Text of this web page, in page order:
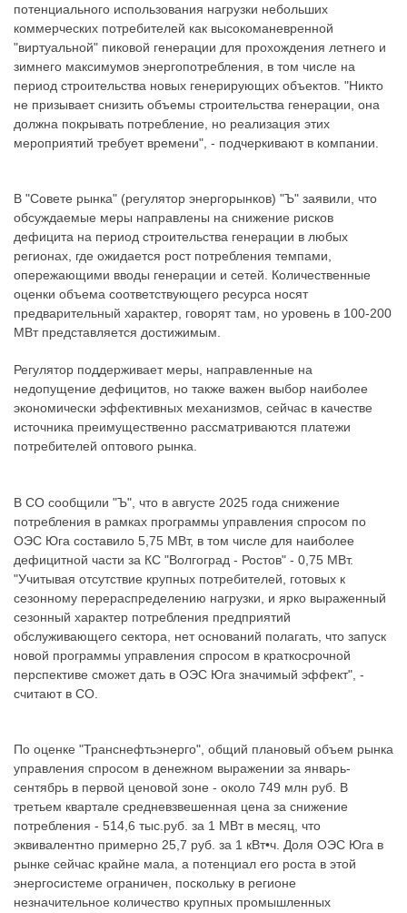
потенциального использования нагрузки небольших
коммерческих потребителей как высокоманевренной
"виртуальной" пиковой генерации для прохождения летнего и
зимнего максимумов энергопотребления, в том числе на
период строительства новых генерирующих объектов. "Никто
не призывает снизить объемы строительства генерации, она
должна покрывать потребление, но реализация этих
мероприятий требует времени", - подчеркивают в компании.
В "Совете рынка" (регулятор энергорынков) "Ъ" заявили, что
обсуждаемые меры направлены на снижение рисков
дефицита на период строительства генерации в любых
регионах, где ожидается рост потребления темпами,
опережающими вводы генерации и сетей. Количественные
оценки объема соответствующего ресурса носят
предварительный характер, говорят там, но уровень в 100-200
МВт представляется достижимым.
Регулятор поддерживает меры, направленные на
недопущение дефицитов, но также важен выбор наиболее
экономически эффективных механизмов, сейчас в качестве
источника преимущественно рассматриваются платежи
потребителей оптового рынка.
В СО сообщили "Ъ", что в августе 2025 года снижение
потребления в рамках программы управления спросом по
ОЭС Юга составило 5,75 МВт, в том числе для наиболее
дефицитной части за КС "Волгоград - Ростов" - 0,75 МВт.
"Учитывая отсутствие крупных потребителей, готовых к
сезонному перераспределению нагрузки, и ярко выраженный
сезонный характер потребления предприятий
обслуживающего сектора, нет оснований полагать, что запуск
новой программы управления спросом в краткосрочной
перспективе сможет дать в ОЭС Юга значимый эффект", -
считают в СО.
По оценке "Транснефтьэнерго", общий плановый объем рынка
управления спросом в денежном выражении за январь-
сентябрь в первой ценовой зоне - около 749 млн руб. В
третьем квартале средневзвешенная цена за снижение
потребления - 514,6 тыс.руб. за 1 МВт в месяц, что
эквивалентно примерно 25,7 руб. за 1 кВт•ч. Доля ОЭС Юга в
рынке сейчас крайне мала, а потенциал его роста в этой
энергосистеме ограничен, поскольку в регионе
незначительное количество крупных промышленных